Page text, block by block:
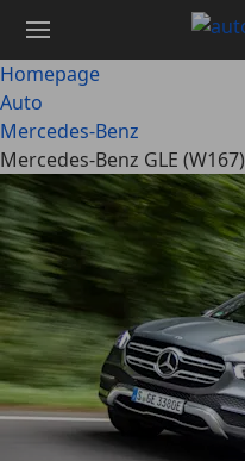
naar
hoofdinhoud
Homepage
Auto
Mercedes-Benz
Mercedes-Benz GLE (W167)